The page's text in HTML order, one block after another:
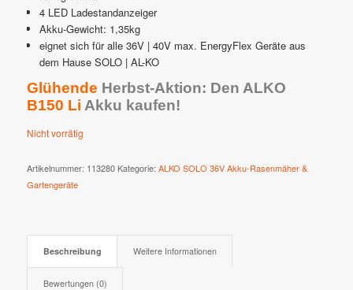
4 LED Ladestandanzeiger
Akku-Gewicht: 1,35kg
eignet sich für alle 36V | 40V max. EnergyFlex Geräte aus
dem Hause SOLO | AL-KO
Glühende Herbst-Aktion: Den ALKO
B150 Li Akku kaufen!
Nicht vorrätig
Artikelnummer: 113280 Kategorie: ALKO SOLO 36V Akku-Rasenmäher &
Gartengeräte
Beschreibung Weitere Informationen
Bewertungen (0)